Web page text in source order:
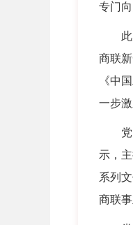
专门向
此次
商联
《中
一步
党的
示，
系列
商联